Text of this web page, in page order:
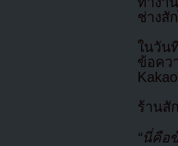
ช่างสั
ในวั
ข้อคว
ร้านสั
“นี่คือ